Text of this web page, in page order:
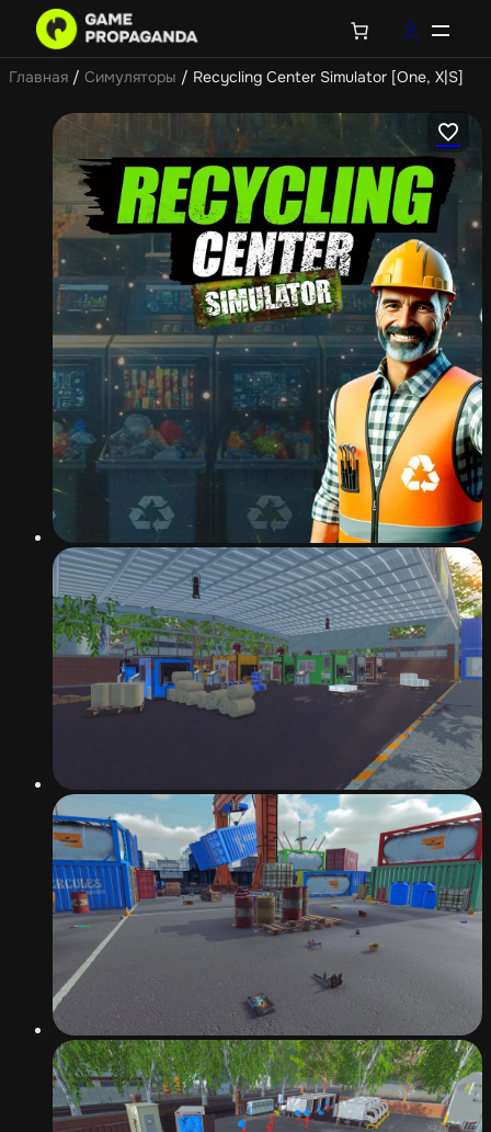
Главная / Симуляторы / Recycling Center Simulator [One, X|S]